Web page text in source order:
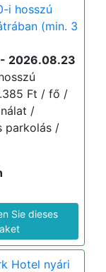
i hosszú
(min. 3
2026.08.23
Ft / fő /
/
parkolás /
Sie dieses
Hotel nyári